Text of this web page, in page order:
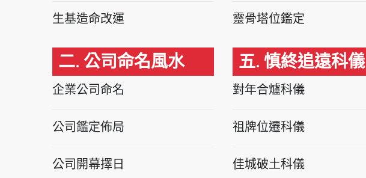
生基造命改運
二. 公司命名風水
企業公司命名
公司鑑定佈局
公司開幕擇日
靈骨塔位鑑定
五. 慎終追遠科儀
對年合爐科儀
祖牌位遷科儀
佳城破土科儀